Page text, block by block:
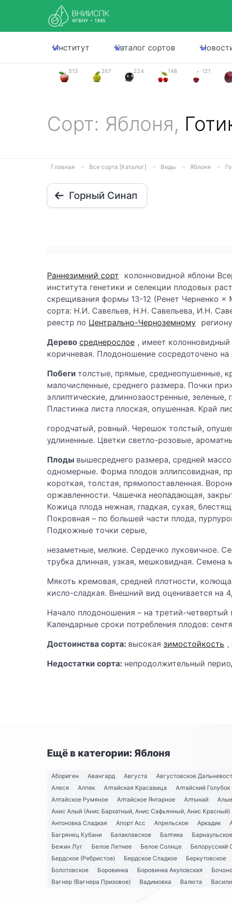
Институт Каталог сортов
513 267 224 148 121
Сорт: Яблоня,
Главная Все сорта [Каталог] Виды Яблоня
Горный Синап
Раннезимний сорт
колонновидной яблони
института генетики и селекции плодовых
скрещивания формы 13-12 (Ренет Черненко
сорта: Н.И. Савельев, Н.Н. Савельева, И.Н.
реестр по Центрально-Черноземному региону
Дерево среднерослое , имеет колонновидный
коричневая. Плодоношение сосредоточено
Побеги толстые, прямые, среднеопушенные,
малочисленные, среднего размера. Почки
эллиптические, длиннозаостренные,
Пластинка листа плоская, опушенная. Край
городчатый, ровный. Черешок толстый,
удлиненные. Цветки светло-розовые,
Плоды вышесреднего размера, средней
одномерные. Форма плодов эллипсовидная,
короткая, толстая, прямопоставленная.
оржавленности. Чашечка неопадающая,
Кожица плода нежная, гладкая, сухая,
Покровная – по большей части плода,
Подкожные точки серые,
незаметные, мелкие. Сердечко луковичное.
трубка длинная, узкая, мешковидная.
Мякоть кремовая, средней плотности,
кисло-сладкая. Внешний вид оценивается на
Начало плодоношения – на третий-четвертый
Календарные сроки потребления плодов:
Достоинства сорта: высокая зимостойкость ,
Недостатки сорта: непродолжительный
Ещё в категории: Яблоня
Абориген Авангард Августа Августовское
Алеся
Алпек Алтайская Красавица Алтайский Голубок
Алтайское Румяное
Алтайское Янтарное Алтынай
Анис Алый (Анис Бархатный, Анис Сафьянный, Анис Красный)
Антоновка Сладкая
Апорт Асс Апрельское Аркадик
Багрянец Кубани
Балаклавское Балтика
Бежин Луг
Белое Летнее Белое Солнце Белорусский
Бердское (Ребристое)
Бердское Сладкое Беркутовское
Болотовское
Боровинка Боровинка Акуловская
Вагнер (Вагнера Призовое)
Вадимовка Валюта